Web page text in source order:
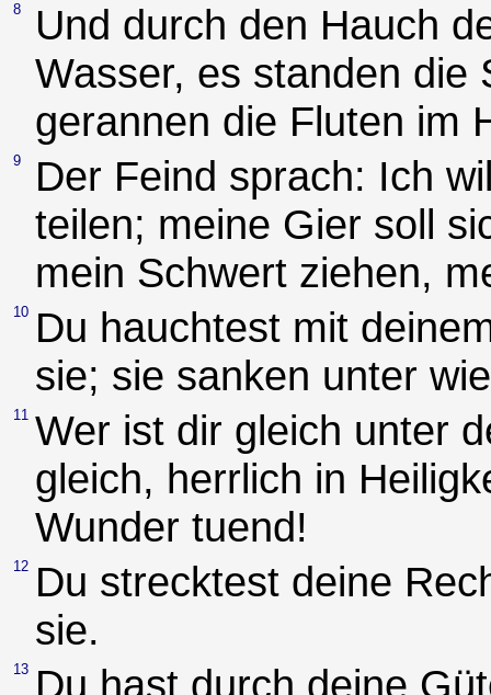
8
Und durch den Hauch
Wasser, es standen die
gerannen die Fluten im
9
Der Feind sprach: Ich
teilen; meine Gier soll
mein Schwert ziehen,
10 Du hauchtest mit
sie; sie sanken unter
11 Wer ist dir gleich unter
gleich, herrlich in
Wunder tuend!
12 Du strecktest deine
sie.
13 Du hast durch deine